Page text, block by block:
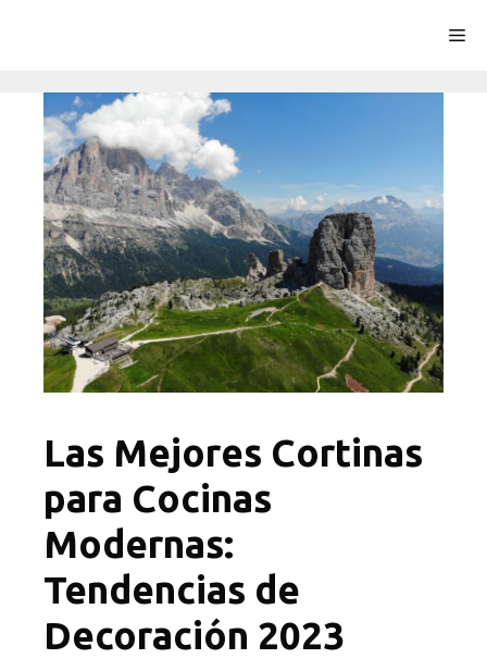
Las Mejores Cortinas
para Cocinas
Modernas:
Tendencias de
Decoración 2023